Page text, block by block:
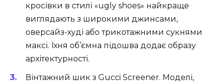
кросівки в стилі «ugly shoes» найкраще
виглядають з широкими джинсами,
оверсайз-худі або трикотажними сукнями
максі. Їхня об’ємна підошва додає образу
архітектурності.
Вінтажний шик з Gucci Screener. Моделі,